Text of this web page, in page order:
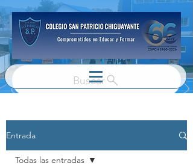
Buscar
Entrada
Todas las entradas